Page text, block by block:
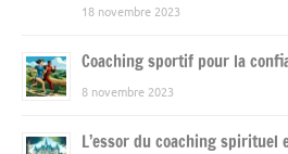
18 novembre 2023
Coaching sportif pour la
8 novembre 2023
L’essor du coaching spirituel